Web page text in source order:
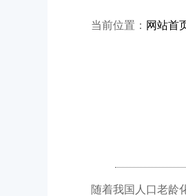
当前位置： 网站首
随着我国人口老龄